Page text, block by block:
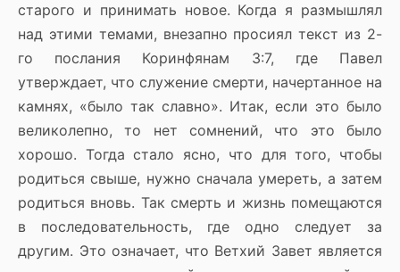
старого и принимать новое. Когда я размышлял
над этими темами, внезапно просиял текст из 2-
го послания Коринфянам 3:7, где Павел
утверждает, что служение смерти, начертанное на
камнях, «было так славно». Итак, если это было
великолепно, то нет сомнений, что это было
хорошо. Тогда стало ясно, что для того, чтобы
родиться свыше, нужно сначала умереть, а затем
родиться вновь. Так смерть и жизнь помещаются
в последовательность, где одно следует за
другим. Это означает, что Ветхий Завет является